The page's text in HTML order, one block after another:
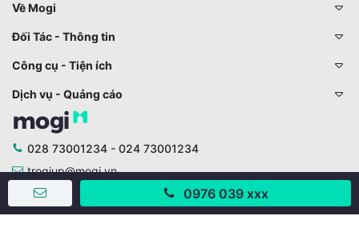
0976 039 xxx
Về Mogi
Đối Tác - Thông tin
Công cụ - Tiện ích
Dịch vụ - Quảng cáo
028 73001234 - 024 73001234
trogiup@mogi.vn